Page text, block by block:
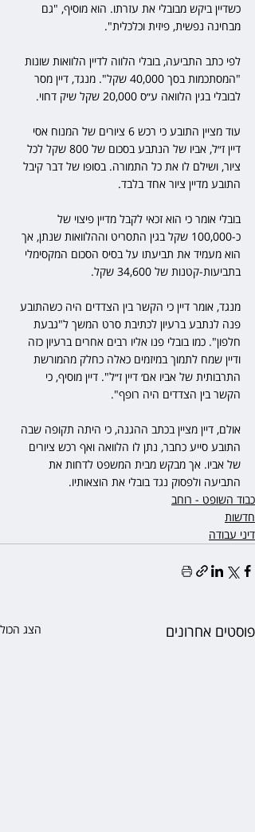
כשדיין ביקש מבובלי את עזרתו. הוא מוסיף, "גם
מבחינה נפשית, פיזית וכלכלית".
לפי כתב התביעה, בובלי הלווה לדיין הלוואות שונות
"המסתכמות בסך 40,000 שקל". מנגד, דיין מסר
לבובלי בגין הלוואה ע״ס 20,000 שקל שיק דחוי.
עוד מציין התובע כי רכש 6 ציורים של המנוח אסי
דיין ז״ל, אביו של הנתבע בסכום של 800 שקל לכל
ציור, ושילם לו את כל התמורה. בסופו של דבר קיבל
התובע מדיין ציור אחד בלבד.
בובלי אומר כי הוא זכאי לקבל מדיין פיצוי של
כ-100,000 שקל בגין התסריט וההלוואות שנתן, אך
הוא מעמיד את תביעתו על בסיס הסכום המקסימלי
בתביעות-קטנות של 34,600 שקל.
מנגד, אומר דיין כי הקשר בין הצדדים היה כשהתובע
פנה לנתבע ברעיון לכתיבת סרט המשך ל"גבעת
חלפון". כמו בובלי פנו אליו רבים אחרים ברעיון כזה
ודיין שמח לתמוך במיזמים כאלה כחלק מהמורשת
התרבותית של אביו אם׳ דיין ז״ל". דיין מוסיף, כי
הקשר בין הצדדים היה רופף".
אולם, דיין מציין בכתב ההגנה, כי היתה תקופה שבה
התובע סייע כחבר, נתן לו הלוואה ואף רכש ציורים
של אביו. אך מבקש מבית המשפט לדחות את
התביעה ולפסוק נגד בובלי את הוצאותיו.
כבוד השופט - רוחב
חדשות
דיני עבודה
פוסטים אחרונים הצג הכול